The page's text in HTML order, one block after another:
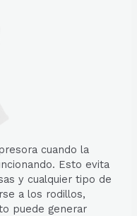
cuando la
Esto evita
y cualquier tipo de
a los rodillos,
puede generar